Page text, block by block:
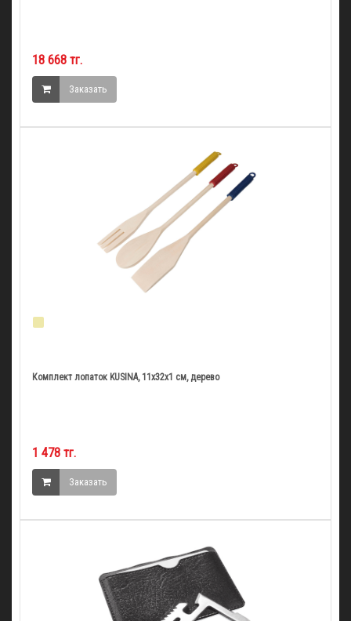
18 668 тг.
Заказать
Комплект лопаток KUSINA, 11х32х1 см, дерево
1 478 тг.
Заказать